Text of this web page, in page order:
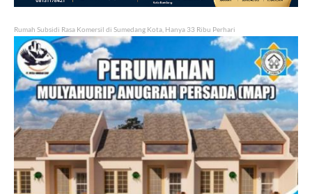
Rumah Subsidi Rasa Komersil di Sumedang Kota, Hanya 33 Ribu Perhari